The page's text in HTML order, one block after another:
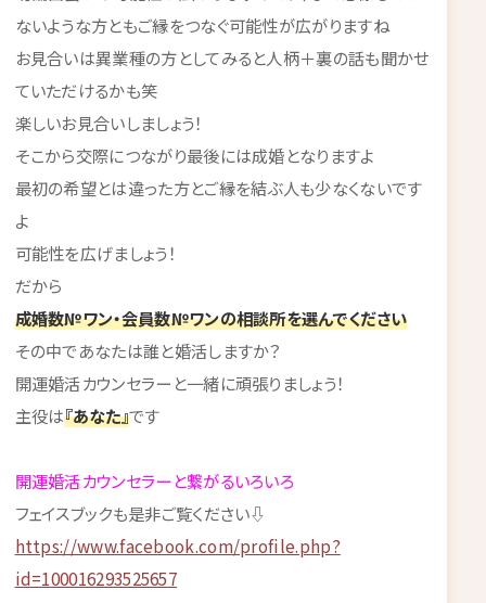
ないような方ともご縁をつなぐ可能性が広がりますね
お見合いは異業種の方としてみると人柄＋裏の話も聞かせ
ていただけるかも笑
楽しいお見合いしましょう！
そこから交際につながり最後には成婚となりますよ
最初の希望とは違った方とご縁を結ぶ人も少なくないです
よ
可能性を広げましょう！
だから
成婚数№ワン・会員数№ワンの相談所を選んでください
その中であなたは誰と婚活しますか？
開運婚活カウンセラーと一緒に頑張りましょう！
主役は『あなた』です
開運婚活カウンセラーと繋がるいろいろ
フェイスブックも是非ご覧ください⇩
https://www.facebook.com/profile.php?
id=100016293525657